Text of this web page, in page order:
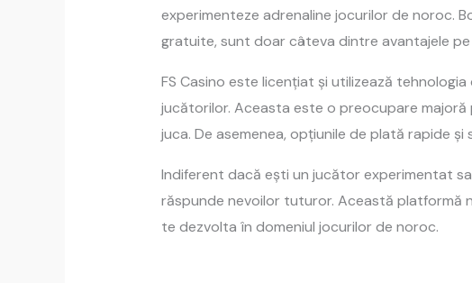
experimenteze adrenaline jocurilor de noroc.
gratuite, sunt doar câteva dintre avantajele
FS Casino este licențiat și utilizează
jucătorilor. Aceasta este o preocupare
juca. De asemenea, opțiunile de plată rapide
Indiferent dacă ești un jucător experimentat
răspunde nevoilor tuturor. Această platformă
te dezvolta în domeniul jocurilor de noroc.